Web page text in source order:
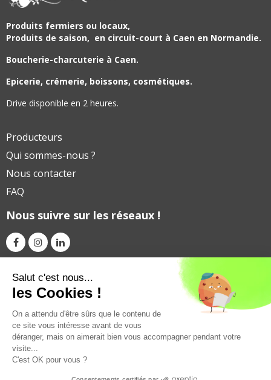
Produits fermiers ou locaux,
Produits de saison, en circuit-court à Caen en Normandie.
Boucherie-charcuterie à Caen.
Epicerie, crémerie, boissons, cosmétiques.
Drive disponible en 2 heures.
Producteurs
Qui sommes-nous ?
Nous contacter
FAQ
Nous suivre sur les réseaux !
Avec le soutien financier de
Salut c'est nous...
les Cookies !
On a attendu d'être sûrs que le contenu de
ce site vous intéresse avant de vous
déranger, mais on aimerait bien vous accompagner pendant votre
visite...
C'est OK pour vous ?